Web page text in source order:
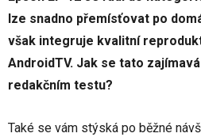
lze snadno přemísťovat po
však integruje kvalitní
AndroidTV. Jak se tato
redakčním testu?
Také se vám stýská po běžné